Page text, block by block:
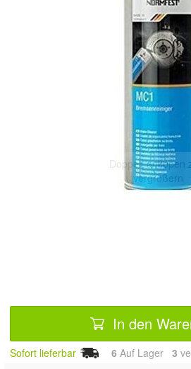
Doppelt antippen
vergrößern
In den
Sofort lieferbar 6 Auf Lager 3